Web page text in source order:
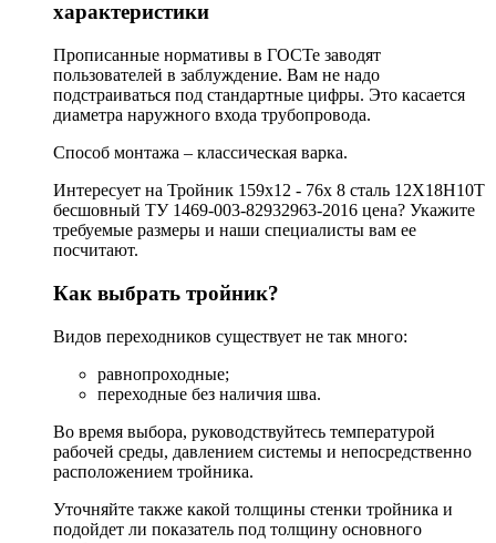
характеристики
Прописанные нормативы в ГОСТе заводят
пользователей в заблуждение. Вам не надо
подстраиваться под стандартные цифры. Это касается
диаметра наружного входа трубопровода.
Способ монтажа – классическая варка.
Интересует на Тройник 159х12 - 76х 8 сталь 12Х18Н10Т
бесшовный ТУ 1469-003-82932963-2016 цена? Укажите
требуемые размеры и наши специалисты вам ее
посчитают.
Как выбрать тройник?
Видов переходников существует не так много:
равнопроходные;
переходные без наличия шва.
Во время выбора, руководствуйтесь температурой
рабочей среды, давлением системы и непосредственно
расположением тройника.
Уточняйте также какой толщины стенки тройника и
подойдет ли показатель под толщину основного